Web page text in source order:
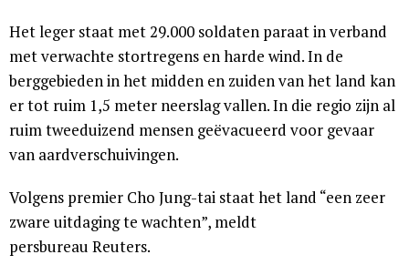
Het leger staat met 29.000 soldaten paraat in verband
met verwachte stortregens en harde wind. In de
berggebieden in het midden en zuiden van het land kan
er tot ruim 1,5 meter neerslag vallen. In die regio zijn al
ruim tweeduizend mensen geëvacueerd voor gevaar
van aardverschuivingen.
Volgens premier Cho Jung-tai staat het land “een zeer
zware uitdaging te wachten”, meldt
persbureau Reuters.